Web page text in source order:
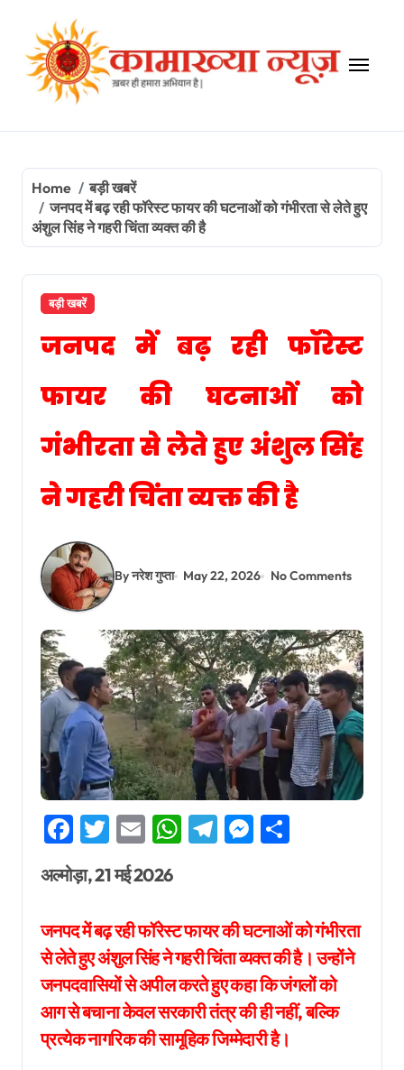
content
Home
बड़ी खबरें
जनपद में बढ़ रही फॉरेस्ट फायर की घटनाओं को गंभीरता से लेते हुए
अंशुल सिंह ने गहरी चिंता व्यक्त की है
बड़ी खबरें
जनपद में बढ़ रही फॉरेस्ट
फायर की घटनाओं को
गंभीरता से लेते हुए अंशुल सिंह
ने गहरी चिंता व्यक्त की है
By नरेश गुप्ता May 22, 2026 No Comments
Facebook
Twitter
EmailWhatsApp
Telegram
Messenger
अल्मोड़ा, 21 मई 2026
जनपद में बढ़ रही फॉरेस्ट फायर की घटनाओं को गंभीरता
से लेते हुए अंशुल सिंह ने गहरी चिंता व्यक्त की है। उन्होंने
जनपदवासियों से अपील करते हुए कहा कि जंगलों को
आग से बचाना केवल सरकारी तंत्र की ही नहीं, बल्कि
प्रत्येक नागरिक की सामूहिक जिम्मेदारी है।